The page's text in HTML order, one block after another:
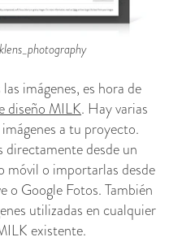
imágenes, es hora de
diseño MILK. Hay varias
a tu proyecto.
directamente desde un
móvil o importarlas desde
o Google Fotos. También
utilizadas en cualquier
existente.